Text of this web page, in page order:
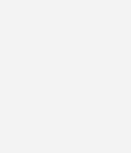
abgelehnten Gebiete
Wittstock, Gransee und
für März hatte Chefplaner
Entscheidung aus Potsdam
Entscheidungsfindung
Die Region Prignitz-
Regionen im Bundesland.
her moniert werden,
nur eine Ausweisung von
die Windkraftnutzung